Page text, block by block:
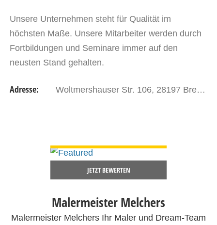
Unsere Unternehmen steht für Qualität im
höchsten Maße. Unsere Mitarbeiter werden durch
Fortbildungen und Seminare immer auf den
neusten Stand gehalten.
Adresse: Woltmershauser Str. 106, 28197 Bremen
JETZT BEWERTEN
Malermeister Melchers
Malermeister Melchers Ihr Maler und Dream-Team